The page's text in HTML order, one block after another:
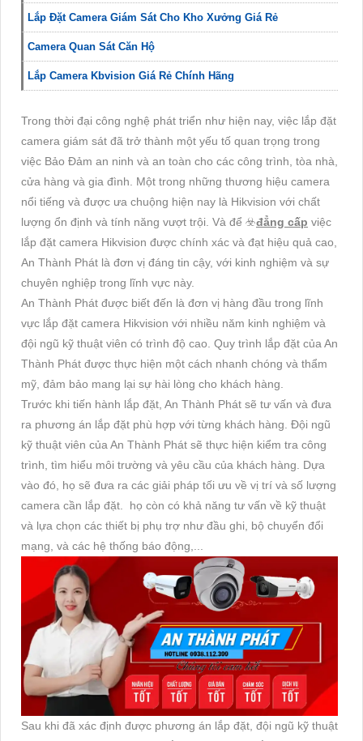
Lắp Đặt Camera Giám Sát Cho Kho Xưởng Giá Rẻ
Camera Quan Sát Căn Hộ
Lắp Camera Kbvision Giá Rẻ Chính Hãng
Trong thời đại công nghệ phát triển như hiện nay, việc lắp đặt
camera giám sát đã trở thành một yếu tố quan trọng trong
việc Bảo Đảm an ninh và an toàn cho các công trình, tòa nhà,
cửa hàng và gia đình. Một trong những thương hiệu camera
nổi tiếng và được ưa chuộng hiện nay là Hikvision với chất
lượng ổn định và tính năng vượt trội. Và để ☣️đẳng cấp việc
lắp đặt camera Hikvision được chính xác và đạt hiệu quả cao,
An Thành Phát là đơn vị đáng tin cậy, với kinh nghiệm và sự
chuyên nghiệp trong lĩnh vực này.
An Thành Phát được biết đến là đơn vị hàng đầu trong lĩnh
vực lắp đặt camera Hikvision với nhiều năm kinh nghiệm và
đội ngũ kỹ thuật viên có trình độ cao. Quy trình lắp đặt của An
Thành Phát được thực hiện một cách nhanh chóng và thẩm
mỹ, đảm bảo mang lại sự hài lòng cho khách hàng.
Trước khi tiến hành lắp đặt, An Thành Phát sẽ tư vấn và đưa
ra phương án lắp đặt phù hợp với từng khách hàng. Đội ngũ
kỹ thuật viên của An Thành Phát sẽ thực hiện kiểm tra công
trình, tìm hiểu môi trường và yêu cầu của khách hàng. Dựa
vào đó, họ sẽ đưa ra các giải pháp tối ưu về vị trí và số lượng
camera cần lắp đặt. họ còn có khả năng tư vấn về kỹ thuật
và lựa chọn các thiết bị phụ trợ như đầu ghi, bộ chuyển đổi
mạng, và các hệ thống báo động,...
Sau khi đã xác định được phương án lắp đặt, đội ngũ kỹ thuật